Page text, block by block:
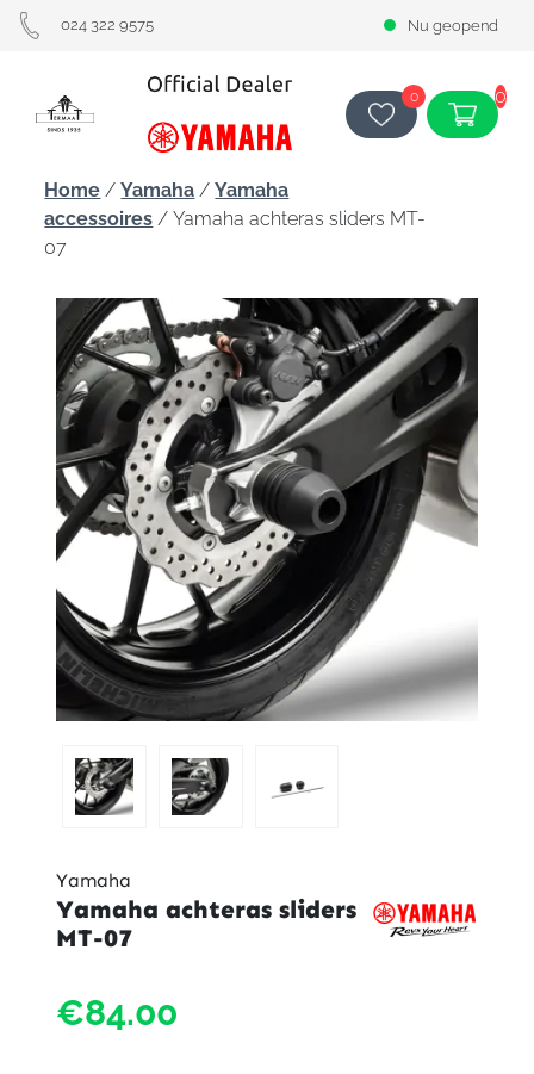
024 322 9575 Nu geopend
0 0
Home /Yamaha /Yamaha
accessoires / Yamaha achteras sliders MT-
07
Yamaha
Yamaha achteras sliders
MT-07
€84.00